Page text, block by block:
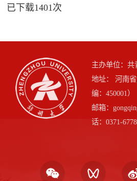
已下载1401 次
主办单位：共
地址： 河南
编：450001）
邮箱：
话：0371-